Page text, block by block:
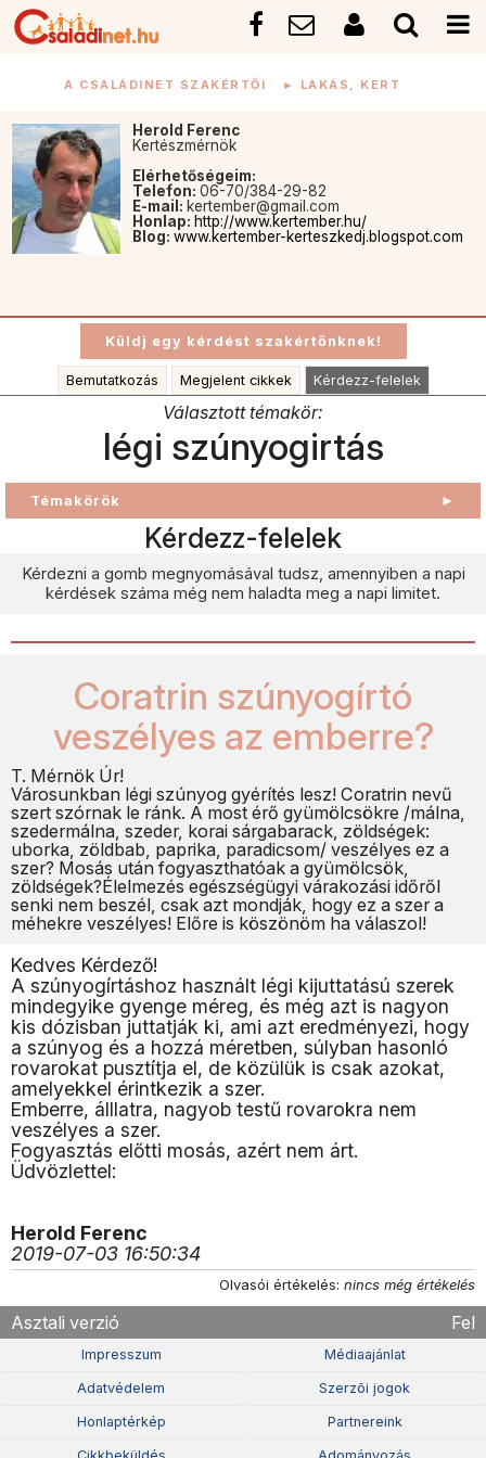
A CSALÁDINET SZAKÉRTŐI ► LAKÁS, KERT
Herold Ferenc
Kertészmérnök
Elérhetőségeim:
Telefon: 06-70/384-29-82
E-mail: kertember@gmail.com
Honlap: http://www.kertember.hu/
Blog: www.kertember-kerteszkedj.blogspot.com
Bemutatkozás Megjelent cikkek Kérdezz-felelek
Választott témakör:
légi szúnyogirtás
Témakörök ►
Kérdezz-felelek
Kérdezni a gomb megnyomásával tudsz, amennyiben a napi
kérdések száma még nem haladta meg a napi limitet.
Coratrin szúnyogírtó
veszélyes az emberre?
T. Mérnök Úr!
Városunkban légi szúnyog gyérítés lesz! Coratrin nevű
szert szórnak le ránk. A most érő gyümölcsökre /málna,
szedermálna, szeder, korai sárgabarack, zöldségek:
uborka, zöldbab, paprika, paradicsom/ veszélyes ez a
szer? Mosás után fogyaszthatóak a gyümölcsök,
zöldségek?Élelmezés egészségügyi várakozási időről
senki nem beszél, csak azt mondják, hogy ez a szer a
méhekre veszélyes! Előre is köszönöm ha válaszol!
Kedves Kérdező!
A szúnyogírtáshoz használt légi kijuttatású szerek
mindegyike gyenge méreg, és még azt is nagyon
kis dózisban juttatják ki, ami azt eredményezi, hogy
a szúnyog és a hozzá méretben, súlyban hasonló
rovarokat pusztítja el, de közülük is csak azokat,
amelyekkel érintkezik a szer.
Emberre, álllatra, nagyob testű rovarokra nem
veszélyes a szer.
Fogyasztás előtti mosás, azért nem árt.
Üdvözlettel:
Herold Ferenc
2019-07-03 16:50:34
Olvasói értékelés: nincs még értékelés
Asztali verzió Fel
Impresszum Médiaajánlat
Adatvédelem Szerzõi jogok
Honlaptérkép Partnereink